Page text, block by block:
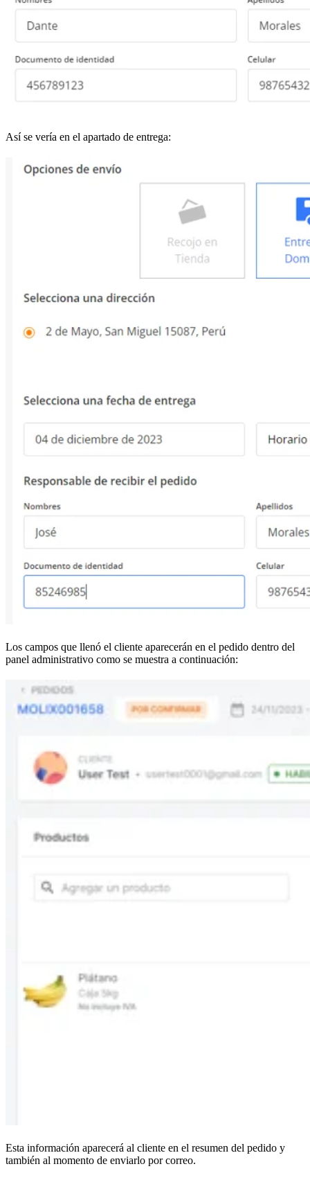
Así se vería en el apartado de entrega:
Los campos que llenó el cliente aparecerán en el pedido dentro del
panel administrativo como se muestra a continuación:
Esta información aparecerá al cliente en el resumen del pedido y
también al momento de enviarlo por correo.